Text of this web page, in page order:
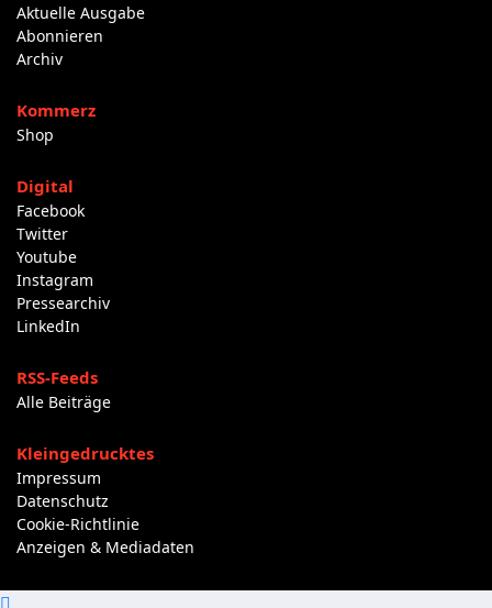
Aktuelle Ausgabe
Abonnieren
Archiv
Kommerz
Shop
Digital
Facebook
Twitter
Youtube
Instagram
Pressearchiv
LinkedIn
RSS-Feeds
Alle Beiträge
Kleingedrucktes
Impressum
Datenschutz
Cookie-Richtlinie
Anzeigen & Mediadaten